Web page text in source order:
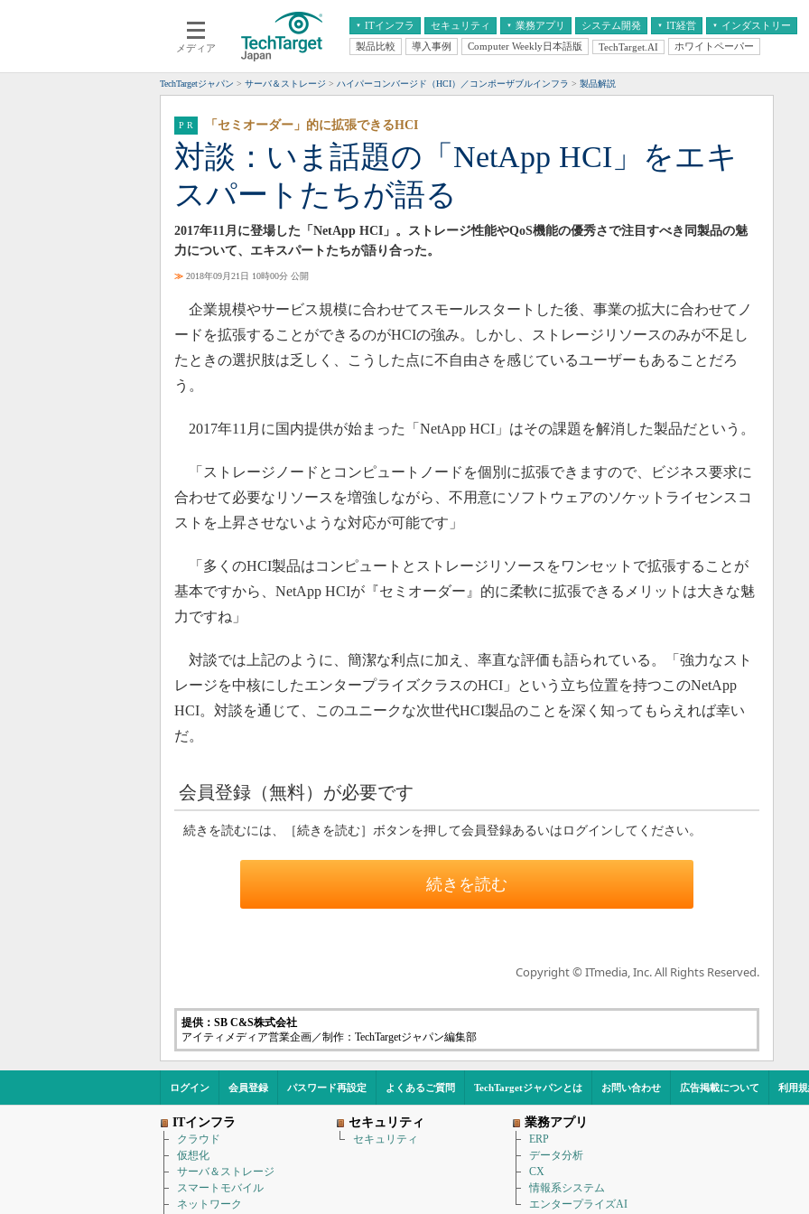
メディア
ITインフラ
クラウド
スマートモバイル
ネットワーク
システム運用管理
セキュリティ 業務アプリ
エンタープライズAI
ERP
CX
情報系システム
システム開発 IT経営
経営とIT
中堅・中小企業とIT
インダストリー
医療IT
製品比較 導入事例 Computer Weekly日本語版 TechTarget.AI ホワイトペーパー
TechTargetジャパン サーバ＆ストレージ ハイパーコンバージド（HCI）／コンポーザブルインフラ 製品解説
対談：いま話題の「NetApp HCI」をエキ
スパートたちが語る
「セミオーダー」的に拡張できるHCI
2017年11月に登場した「NetApp HCI」。ストレージ性能やQoS機能の優秀さで注目すべき同製品の魅
力について、エキスパートたちが語り合った。
≫ 2018年09月21日 10時00分 公開
企業規模やサービス規模に合わせてスモールスタートした後、事業の拡大に合わせてノ
ードを拡張することができるのがHCIの強み。しかし、ストレージリソースのみが不足し
たときの選択肢は乏しく、こうした点に不自由さを感じているユーザーもあることだろ
う。
2017年11月に国内提供が始まった「NetApp HCI」はその課題を解消した製品だという。
「ストレージノードとコンピュートノードを個別に拡張できますので、ビジネス要求に
合わせて必要なリソースを増強しながら、不用意にソフトウェアのソケットライセンスコ
ストを上昇させないような対応が可能です」
「多くのHCI製品はコンピュートとストレージリソースをワンセットで拡張することが
基本ですから、NetApp HCIが『セミオーダー』的に柔軟に拡張できるメリットは大きな魅
力ですね」
対談では上記のように、簡潔な利点に加え、率直な評価も語られている。「強力なスト
レージを中核にしたエンタープライズクラスのHCI」という立ち位置を持つこのNetApp
HCI。対談を通じて、このユニークな次世代HCI製品のことを深く知ってもらえれば幸い
だ。
会員登録（無料）が必要です
続きを読むには、［続きを読む］ボタンを押して会員登録あるいはログインしてください。
続きを読む
Copyright © ITmedia, Inc. All Rights Reserved.
提供：SB C&S株式会社
アイティメディア営業企画／制作：TechTargetジャパン編集部
ログイン 会員登録 パスワード再設定 よくあるご質問 TechTargetジャパンとは お問い合わせ 広告掲載について 利用
ITインフラ
クラウド
仮想化
サーバ＆ストレージ
スマートモバイル
ネットワーク
セキュリティ
セキュリティ
業務アプリ
ERP
データ分析
CX
情報系システム
エンタープライズAI